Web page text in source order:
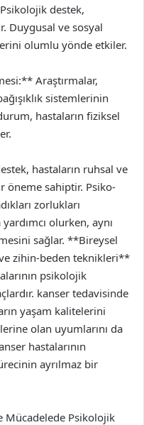
destek,
Duygusal ve sosyal
olumlu yönde etkiler.
Araştırmalar,
sistemlerinin
hastaların fiziksel
hastaların ruhsal ve
sahiptir. Psiko-
zorlukları
olurken, aynı
sağlar. **Bireysel
zihin-beden teknikleri**
psikolojik
kanser tedavisinde
yaşam kalitelerini
olan uyumlarını da
hastalarının
ayrılmaz bir
Mücadelede Psikolojik